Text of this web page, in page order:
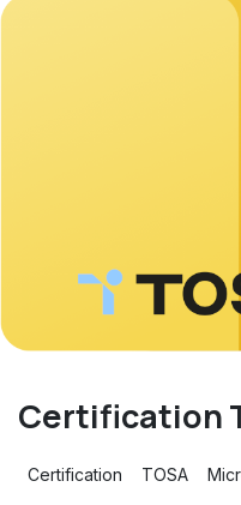
Certification
Certification TOSA